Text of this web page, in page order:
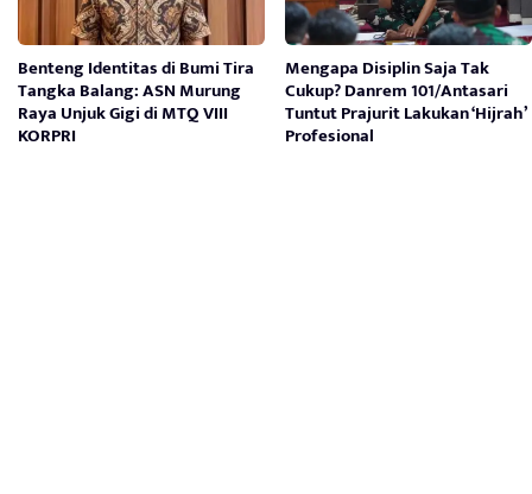
Benteng Identitas di Bumi Tira
Tangka Balang: ASN Murung
Raya Unjuk Gigi di MTQ VIII
KORPRI
Mengapa Disiplin Saja Tak
Cukup? Danrem 101/Antasari
Tuntut Prajurit Lakukan ‘Hijrah’
Profesional